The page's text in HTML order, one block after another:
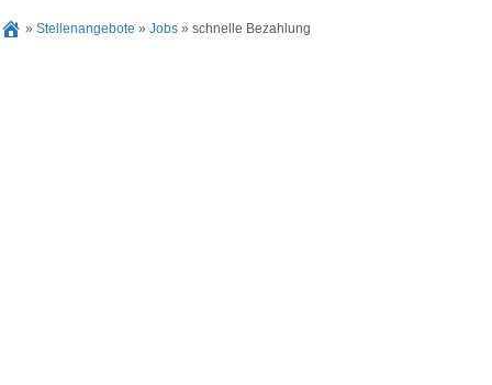
» Stellenangebote » Jobs » schnelle Bezahlung